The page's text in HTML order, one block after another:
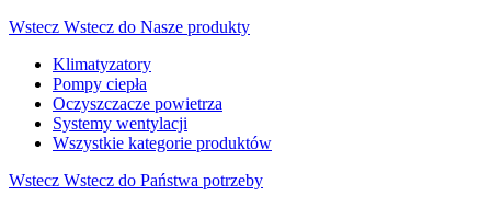
Wstecz Wstecz do Nasze produkty
Klimatyzatory
Pompy ciepła
Oczyszczacze powietrza
Systemy wentylacji
Wszystkie kategorie produktów
Wstecz Wstecz do Państwa potrzeby